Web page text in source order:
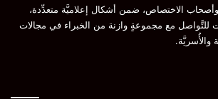
الاختصاص، ضمن أشكال إعلاميَّة متعدِّدة،
للتَّواصل مع مجموعةٍ وازنة من الخبراء في مجالات
والأُسريَّة.